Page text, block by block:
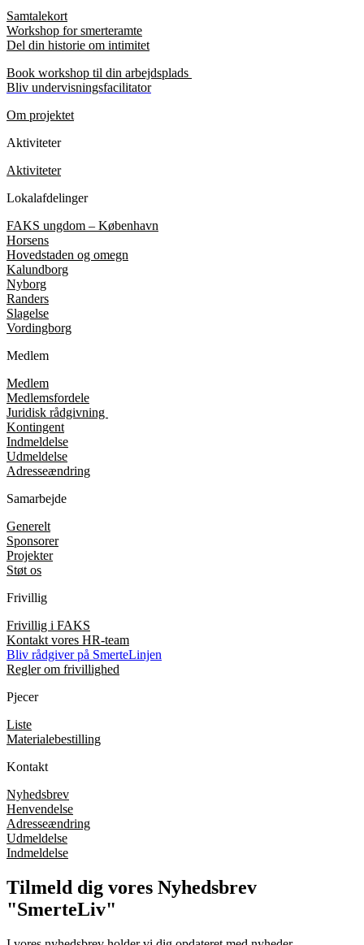
Samtalekort
Workshop for smerteramte
Del din historie om intimitet
Book workshop til din arbejdsplads
Bliv undervisningsfacilitator
Om projektet
Aktiviteter
Aktiviteter
Lokalafdelinger
FAKS ungdom – København
Horsens
Hovedstaden og omegn
Kalundborg
Nyborg
Randers
Slagelse
Vordingborg
Medlem
Medlem
Medlemsfordele
Juridisk rådgivning
Kontingent
Indmeldelse
Udmeldelse
Adresseændring
Samarbejde
Generelt
Sponsorer
Projekter
Støt os
Frivillig
Frivillig i FAKS
Kontakt vores HR-team
Bliv rådgiver på SmerteLinjen
Regler om frivillighed
Pjecer
Liste
Materialebestilling
Kontakt
Nyhedsbrev
Henvendelse
Adresseændring
Udmeldelse
Indmeldelse
Tilmeld dig vores Nyhedsbrev
"SmerteLiv"